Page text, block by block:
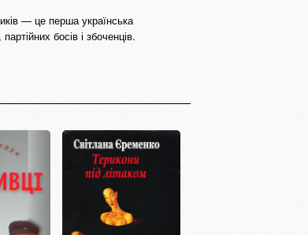
— це перша українська
босів і збоченців.